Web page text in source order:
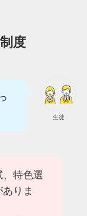
度
生徒
特色選
りま